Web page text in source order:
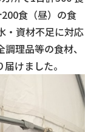
食（昼）の食
・資材不足に対応
理品等の食材、
けました。